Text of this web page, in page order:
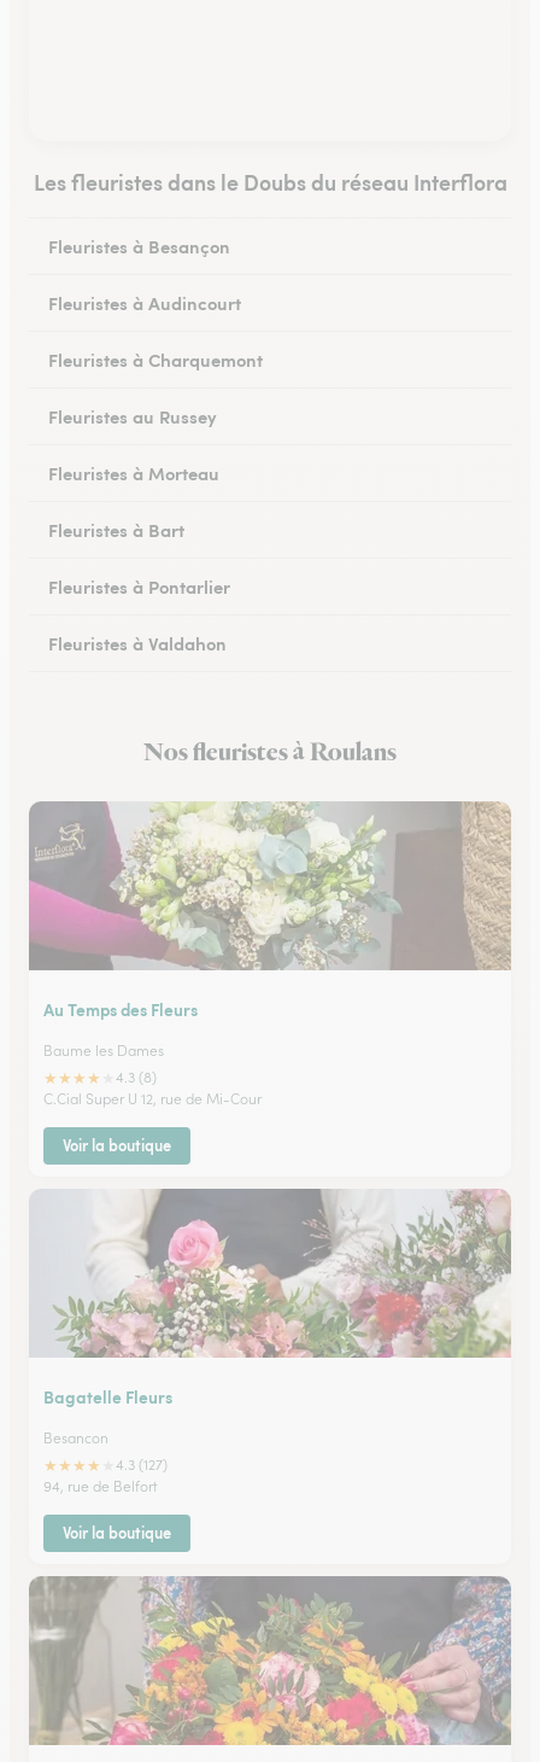
Les fleuristes dans le Doubs du réseau Interflora
Fleuristes à Besançon
Fleuristes à Audincourt
Fleuristes à Charquemont
Fleuristes au Russey
Fleuristes à Morteau
Fleuristes à Bart
Fleuristes à Pontarlier
Fleuristes à Valdahon
Fleuristes à Avanne-Aveney
Nos fleuristes à Roulans
Au Temps des Fleurs
Baume les Dames
★★★★
4.3 (8)
C.Cial Super U 12, rue de Mi-Cour
Voir la boutique
Bagatelle Fleurs
Besancon
★★★★
4.3 (127)
94, rue de Belfort
Voir la boutique